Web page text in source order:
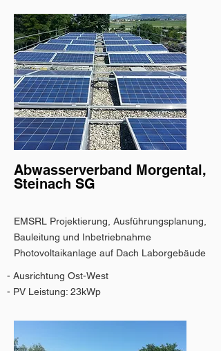
Abwasserverband Morgental,
Steinach SG
EMSRL Projektierung, Ausführungsplanung,
Bauleitung und Inbetriebnahme
Photovoltaikanlage auf Dach Laborgebäude
- Ausrichtung Ost-West
- PV Leistung: 23kWp